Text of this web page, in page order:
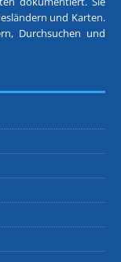
und Karten.
Durchsuchen und